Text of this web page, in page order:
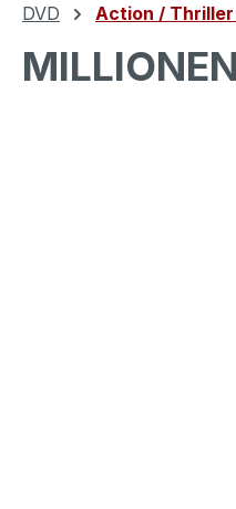
DVD Action /